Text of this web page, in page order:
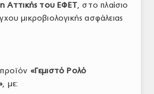
Αττικής του ΕΦΕΤ, στο πλαίσιο
μικροβιολογικής ασφάλειας
«Γεμιστό Ρολό
, με: